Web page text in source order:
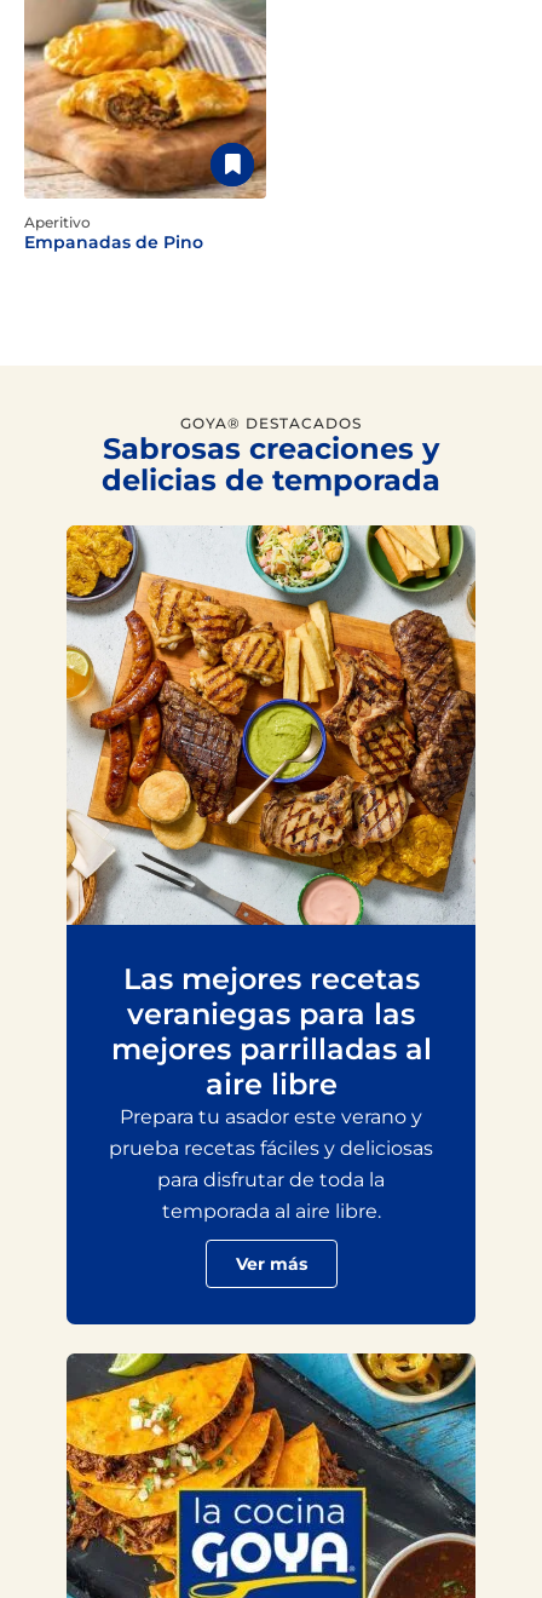
Aperitivo
Empanadas de Pino
GOYA® DESTACADOS
Sabrosas creaciones y
delicias de temporada
Las mejores recetas
veraniegas para las
mejores parrilladas al
aire libre
Prepara tu asador este verano y
prueba recetas fáciles y deliciosas
para disfrutar de toda la
temporada al aire libre.
Ver más